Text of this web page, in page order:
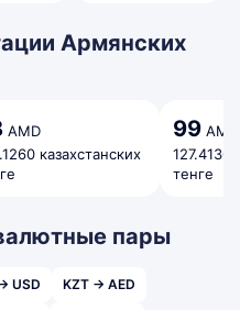
Армянских
AMD
казахстанских
99 AMD
127.4130
тенге
пары
USD KZT → AED